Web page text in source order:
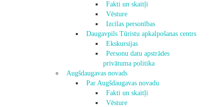
Fakti un skaitļi
Vēsture
Izcilas personības
Daugavpils Tūristu apkalpošanas centrs
Ekskursijas
Personu datu apstrādes
privātuma politika
Augšdaugavas novads
Par Augšdaugavas novadu
Fakti un skaitļi
Vēsture